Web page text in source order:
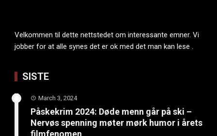
Velkommen til dette nettstedet om interessante emner. Vi
jobber for at alle synes det er ok med det man kan lese .
SISTE
March 3, 2024
Påskekrim 2024: Døde menn går på ski –
Nervøs spenning møter mørk humor i årets
filmfenomen